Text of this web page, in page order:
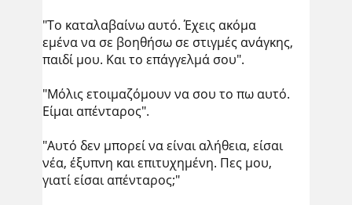
"Το καταλαβαίνω αυτό. Έχεις ακόμα
εμένα να σε βοηθήσω σε στιγμές ανάγκης,
παιδί μου. Και το επάγγελμά σου".
"Μόλις ετοιμαζόμουν να σου το πω αυτό.
Είμαι απένταρος".
"Αυτό δεν μπορεί να είναι αλήθεια, είσαι
νέα, έξυπνη και επιτυχημένη. Πες μου,
γιατί είσαι απένταρος;"